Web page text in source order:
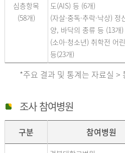
심층항목
(58개)
도(AIS) 등 (6개)
(자살·중독·추락·낙상)
양, 바닥의 종류 등 (13개)
(소아·청소년) 취학전 어
등(23개)
*주요 결과 및 통계는 자료실 >
조사 참여병원
구분 참여병원